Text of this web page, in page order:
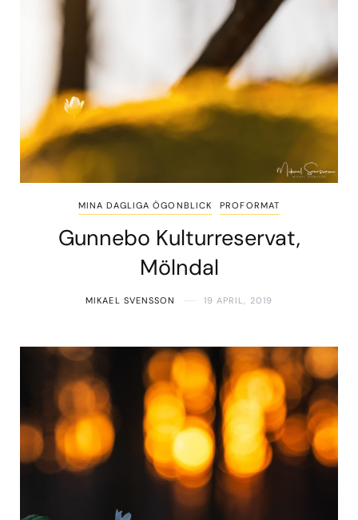
MINA DAGLIGA ÖGONBLICK PROFORMAT
Gunnebo Kulturreservat,
Mölndal
MIKAEL SVENSSON 19 APRIL, 2019